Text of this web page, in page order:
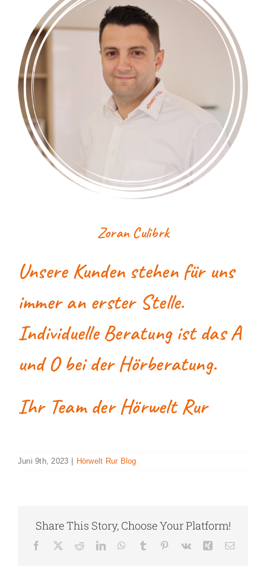
Zoran Culibrk
Unsere Kunden stehen für uns
immer an erster Stelle.
Individuelle Beratung ist das A
und O bei der Hörberatung.
Ihr Team der Hörwelt Rur
Juni 9th, 2023 Hörwelt Rur Blog
Share This Story, Choose Your Platform!
Facebook RedditLinkedInWhatsApp
Tumblr Pinterest
Vk Xing E-